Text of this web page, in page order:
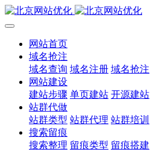
网站首页
域名抢注
域名查询 域名注册 域名抢注
网站建设
建站步骤 单页建站 开源建站
站群代做
站群类型 站群代理 站群培训
搜索留痕
搜索整理 留痕类型 留痕搭建